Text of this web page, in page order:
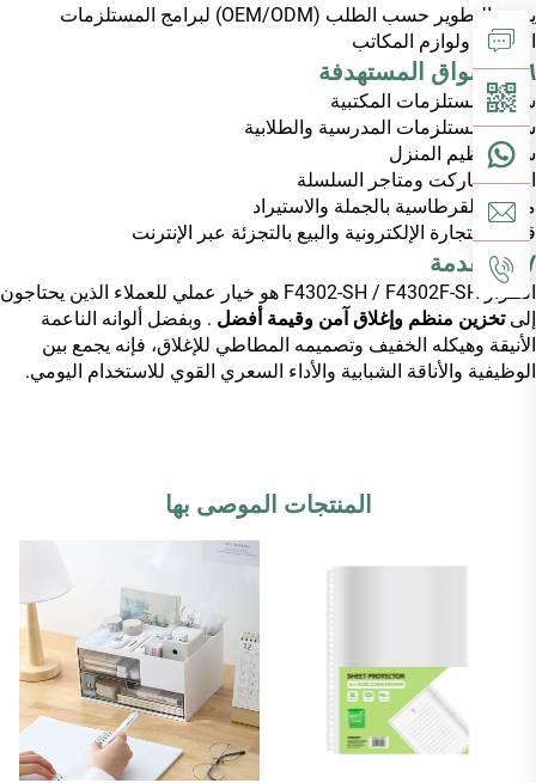
يدعم التطوير حسب الطلب (OEM/ODM) لبرامج المستلزمات
المكتبية ولوازم المكاتب
٦. الأسواق المستهدفة
سوق المستلزمات المكتبية
سوق المستلزمات المدرسية والطلابية
سوق تنظيم المنزل
السوبرماركت ومتاجر السلسلة
موزِّعو القرطاسية بالجملة والاستيراد
قنوات التجارة الإلكترونية والبيع بالتجزئة عبر الإنترنت
٧. المقدمة
الطراز F4302-SH / F4302F-SH هو خيار عملي للعملاء الذين يحتاجون
إلىتخزين منظم وإغلاق آمن وقيمة أفضل . وبفضل ألوانه الناعمة
الأنيقة وهيكله الخفيف وتصميمه المطاطي للإغلاق، فإنه يجمع بين
الوظيفية والأناقة الشبابية والأداء السعري القوي للاستخدام اليومي.
المنتجات الموصى بها